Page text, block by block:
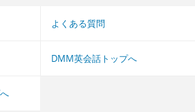
よくある質問
DMM英会話トップへ